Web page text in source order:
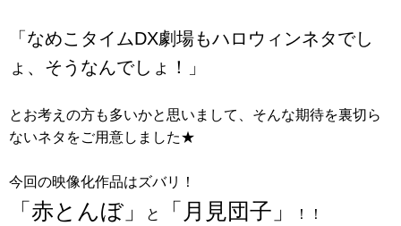
「なめこタイムDX劇場もハロウィンネタでし
ょ、そうなんでしょ！」
とお考えの方も多いかと思いまして、そんな期待を裏切ら
ないネタをご用意しました★
今回の映像化作品はズバリ！
「赤とんぼ」 と 「月見団子」 ！！